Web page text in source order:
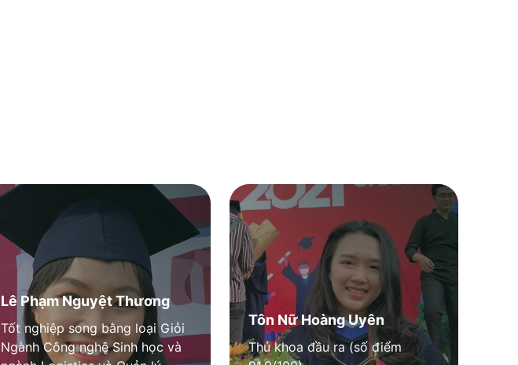
Lê Phạm Nguyệt Thương
Tốt nghiệp song bằng loại Giỏi
Ngành Công nghệ Sinh học và
Tôn Nữ Hoàng Uyên
Thủ khoa đầu ra (số điểm